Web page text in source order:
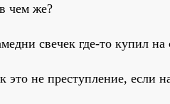
чем же?
свечек где-то купил на
это не преступление, если